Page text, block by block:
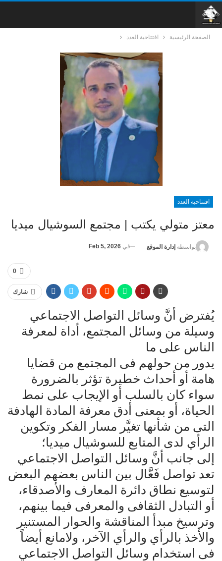
الصفحة الرئيسية افتتاحية العدد
افتتاحية العدد
معتز متولي يكتب | مجتمع السوشيال ميديا
بواسطة إدارة الموقع في Feb 5, 2026
0
شارك
يُفترض أنَّ وسائل التواصل الاجتماعي
وسيلة من وسائل المجتمع، أداة لمعرفة
الناس على ما
يدور من حولهم فى المجتمع من قضايا
هامة أو أحداث خطيرة تؤثر بالضرورة
سواء كان بالسلب أو الإيجاب على نمط
الحياة، أو بمعنى أدق معرفة المادة الهادفة
التى من شأنها تغيَّر مسار الفكر وتكوين
الرأي لدى المتابع للسوشيال ميديا؛
إلى جانب أنَّ وسائل التواصل الاجتماعي
تعد تواصل فَعَّال بين الناس بعضهم البعض
لتوسيع نطاق دائرة المعارف والأصدقاء،
أو التبادل الثقافى والمعرفى فيما بينهم،
وترسيخ مبدأ المناقشة والحوار المستنير
والأخذ بالرأي والرأي الآخر، ولامانع أيضاً
فى استخدام وسائل التواصل الاجتماعي